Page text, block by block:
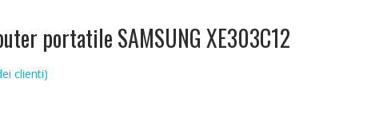
portatile SAMSUNG XE303C12
clienti)